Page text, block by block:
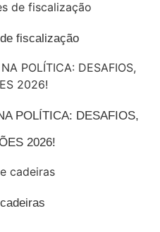
fiscalização
POLÍTICA: DESAFIOS,
2026!